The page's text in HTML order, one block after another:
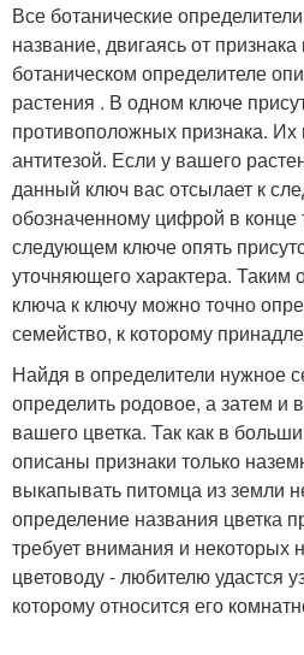
Все ботанические
название, двигаясь от
ботаническом определителе
растения . В одном ключе
противоположных признака. Их
антитезой. Если у вашего
данный ключ вас отсылает к
обозначенному цифрой в конце
следующем ключе опять
уточняющего характера. Таким
ключа к ключу можно точно
семейство, к которому
Найдя в определители нужное
определить родовое, а затем и
вашего цветка. Так как в
описаны признаки только
выкапывать питомца из земли
определение названия цветка
требует внимания и некоторых
цветоводу - любителю удастся
которому относится его